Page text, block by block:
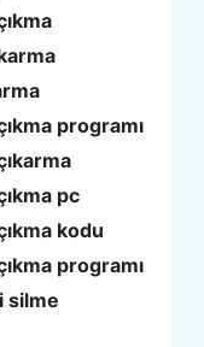
programı
pc
kodu
programı
silme